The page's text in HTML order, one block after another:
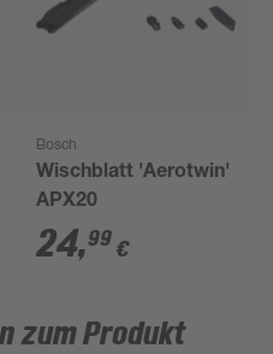
Bosch
Wischblatt 'Aerotwin'
APX20
24,99 €
zum Produkt